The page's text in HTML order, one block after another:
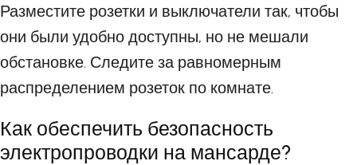
Разместите розетки и выключатели так, чтобы
они были удобно доступны, но не мешали
обстановке. Следите за равномерным
распределением розеток по комнате.
Как обеспечить безопасность
электропроводки на мансарде?